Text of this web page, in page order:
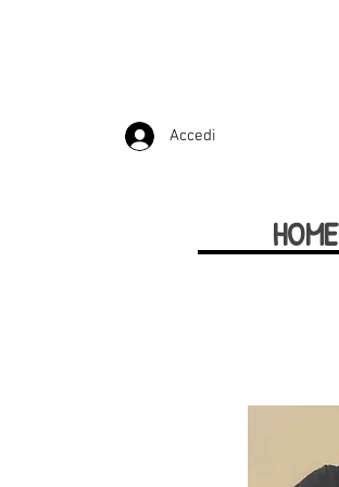
Accedi
HOME